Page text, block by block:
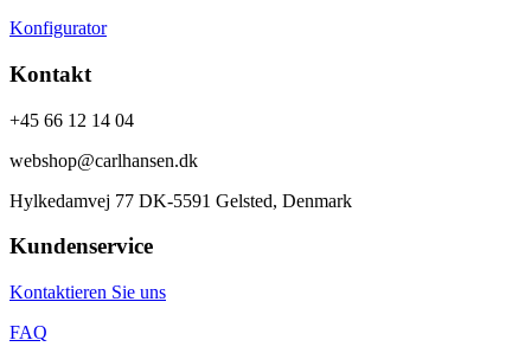
Konfigurator
Kontakt
+45 66 12 14 04
webshop@carlhansen.dk
Hylkedamvej 77 DK-5591 Gelsted, Denmark
Kundenservice
Kontaktieren Sie uns
FAQ